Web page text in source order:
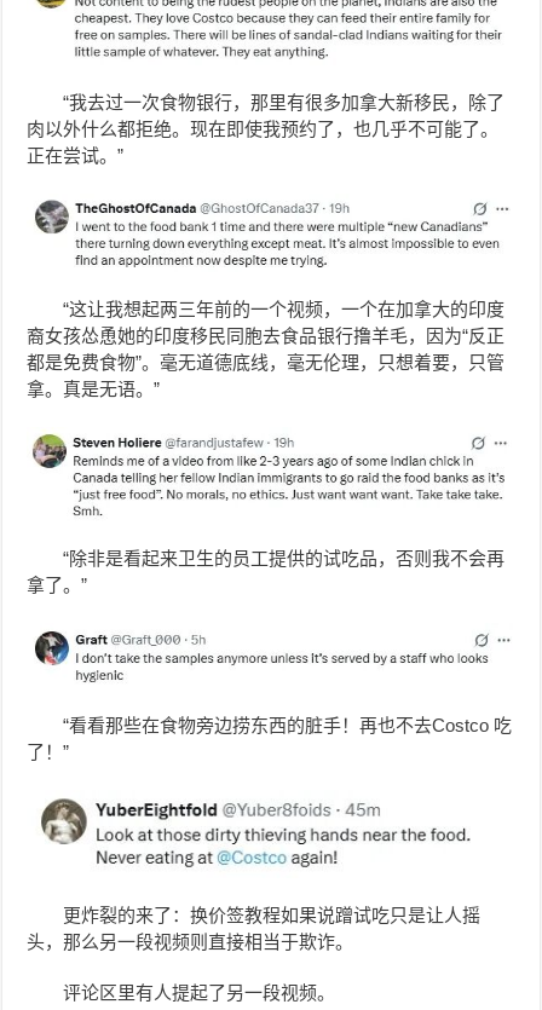
“我去过一次食物银行，那里有很多加拿大新移民，除了
肉以外什么都拒绝。现在即使我预约了，也几乎不可能了。
正在尝试。”
“这让我想起两三年前的一个视频，一个在加拿大的印度
裔女孩怂恿她的印度移民同胞去食品银行撸羊毛，因为“反正
都是免费食物”。毫无道德底线，毫无伦理，只想着要，只管
拿。真是无语。”
“除非是看起来卫生的员工提供的试吃品，否则我不会再
拿了。”
“看看那些在食物旁边捞东西的脏手！再也不去Costco 吃
了！”
更炸裂的来了：换价签教程如果说蹭试吃只是让人摇
头，那么另一段视频则直接相当于欺诈。
评论区里有人提起了另一段视频。